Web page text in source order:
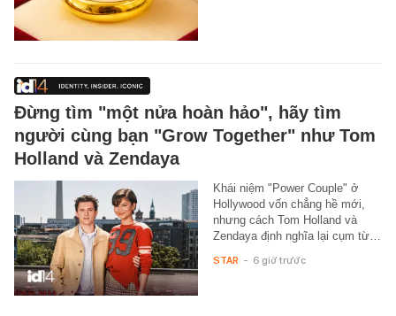
Đừng tìm "một nửa hoàn hảo", hãy tìm
người cùng bạn "Grow Together" như Tom
Holland và Zendaya
Khái niệm "Power Couple" ở
Hollywood vốn chẳng hề mới,
nhưng cách Tom Holland và
Zendaya định nghĩa lại cụm từ…
STAR - 6 giờ trước